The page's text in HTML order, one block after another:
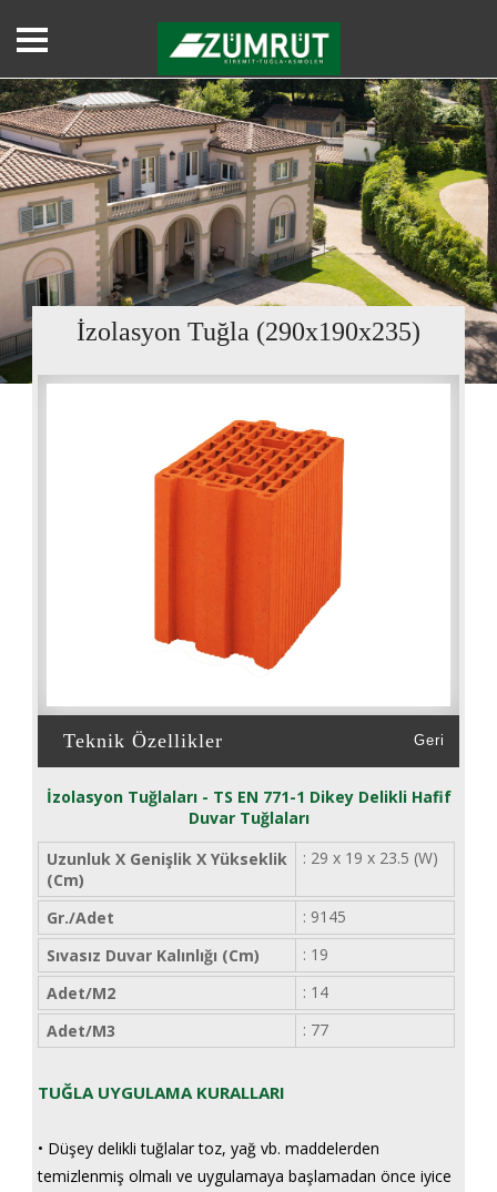
İzolasyon Tuğla (290x190x235)
Teknik Özellikler Geri
İzolasyon Tuğlaları - TS EN 771-1 Dikey Delikli Hafif
Duvar Tuğlaları
Uzunluk X Genişlik X Yükseklik
(cm)
: 29 x 19 x 23.5 (W)
Gr./adet
: 9145
Sıvasız Duvar Kalınlığı (cm)
: 19
Adet/m2
: 14
Adet/m3
: 77
TUĞLA UYGULAMA KURALLARI
• Düşey delikli tuğlalar toz, yağ vb. maddelerden
temizlenmiş olmalı ve uygulamaya başlamadan önce iyice